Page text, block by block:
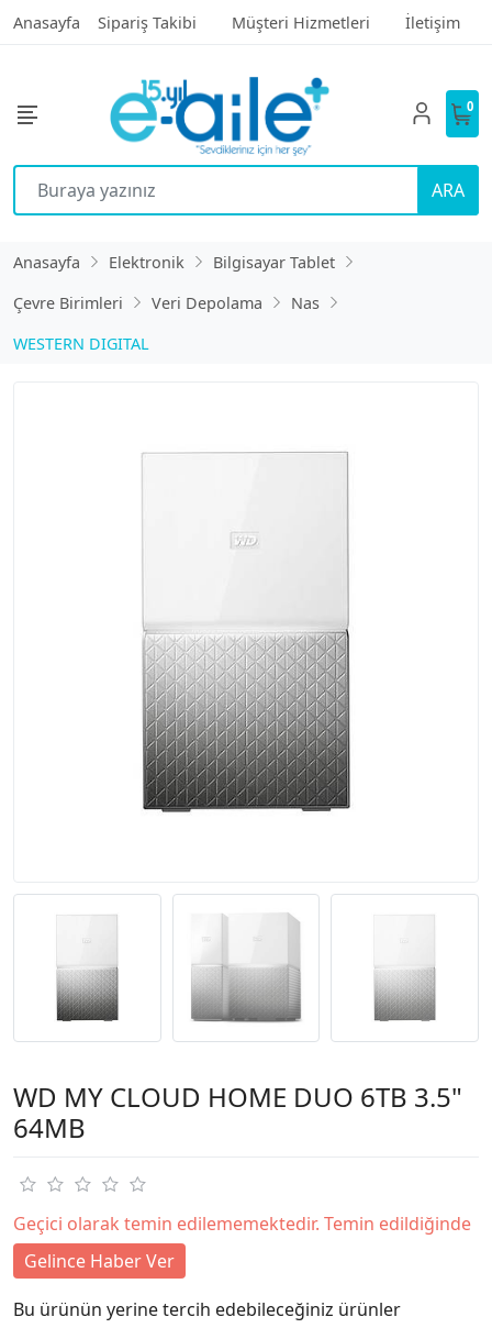
Anasayfa Sipariş Takibi Müşteri Hizmetleri İletişim
ARA
0
Anasayfa Elektronik
Bilgisayar Tablet
Çevre Birimleri
Veri Depolama
Nas
WESTERN DIGITAL
WD MY CLOUD HOME DUO 6TB 3.5"
64MB
Geçici olarak temin edilememektedir. Temin edildiğinde
Gelince Haber Ver
Bu ürünün yerine tercih edebileceğiniz ürünler